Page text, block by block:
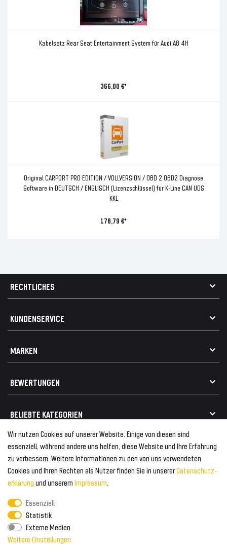
Kabelsatz Rear Seat Entertainment System für Audi A8 4H
366,00 €*
Original CARPORT PRO EDITION / VOLLVERSION / OBD 2 OBD2 Diagnose
Software in DEUTSCH / ENGLISCH (Lizenzschlüssel) für K-Line CAN UDS
KKL
178,79 €*
Wir nutzen Cookies auf unserer Website. Einige von diesen sind
essenziell, während andere uns helfen, diese Website und Ihre Erfahrung
zu verbessern. Weitere Informationen zu den von uns verwendeten
Cookies und Ihren Rechten als Nutzer finden Sie in unsererDaten­schutz­
erklärung und unserem Impressum.
Essenziell
Statistik
Externe Medien
Weitere Einstellungen
RECHTLICHES
Widerrufsrecht
Vertrag widerrufen
Elektro- / Altteilentsorgung
KUNDENSERVICE
MARKEN
Geeignet für Mercedes
BEWERTUNGEN
BELIEBTE KATEGORIEN
Frontspoiler
Heckspoiler
Kabelbäume
Kühlergrill
FOLGEN SIE UNS AUF
Tuning Fanatics
ZAHLUNG & VERSAND
Zahlungsanbieter
Versand & Zahlung
WELTWEITER VERSAND
© 2026 Tuning Fanatics